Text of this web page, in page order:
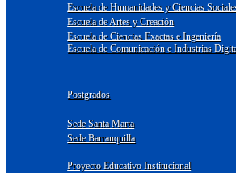
Escuela de Humanidades y Ciencias
Escuela de Artes y Creación
Escuela de Ciencias Exactas e Ingeniería
Escuela de Comunicación e Industrias
Postgrados
Sede Santa Marta
Sede Barranquilla
Proyecto Educativo Institucional